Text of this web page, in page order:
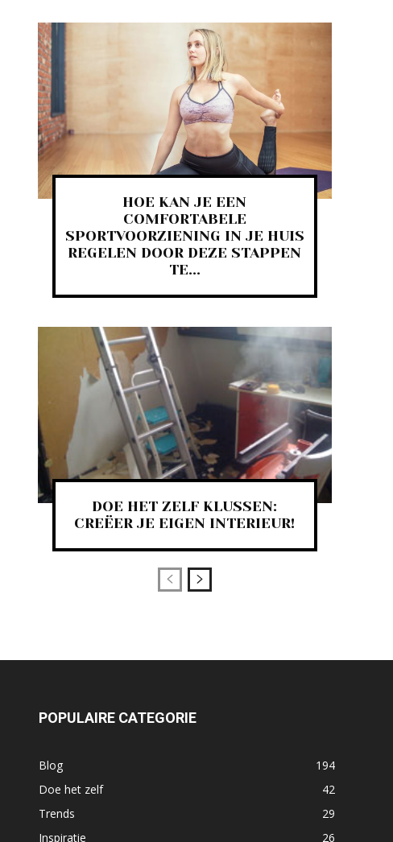
HOE KAN JE EEN
COMFORTABELE
SPORTVOORZIENING IN JE HUIS
REGELEN DOOR DEZE STAPPEN
TE...
DOE HET ZELF KLUSSEN:
CREËER JE EIGEN INTERIEUR!
POPULAIRE CATEGORIE
Blog
194
Doe het zelf
42
Trends
29
Inspiratie
26